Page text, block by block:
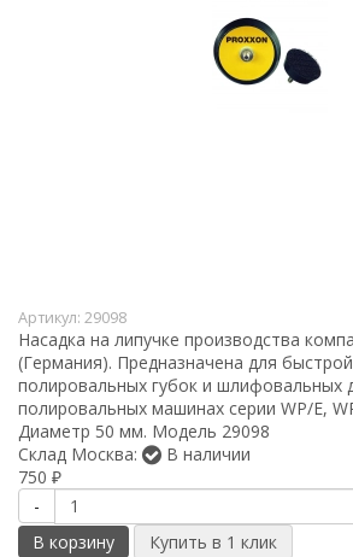
Артикул: 29098
Насадка на липучке производства
(Германия). Предназначена для
полировальных губок и шлифовальных
полировальных машинах серии WP/E,
Диаметр 50 мм. Модель 29098
Склад Москва:
В наличии
750 ₽
-
В корзину